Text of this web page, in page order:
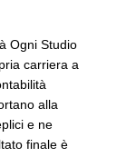
Ogni Studio
carriera a
alla
e ne
finale è